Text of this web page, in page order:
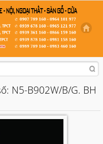
N5-B902W/B/G. BH